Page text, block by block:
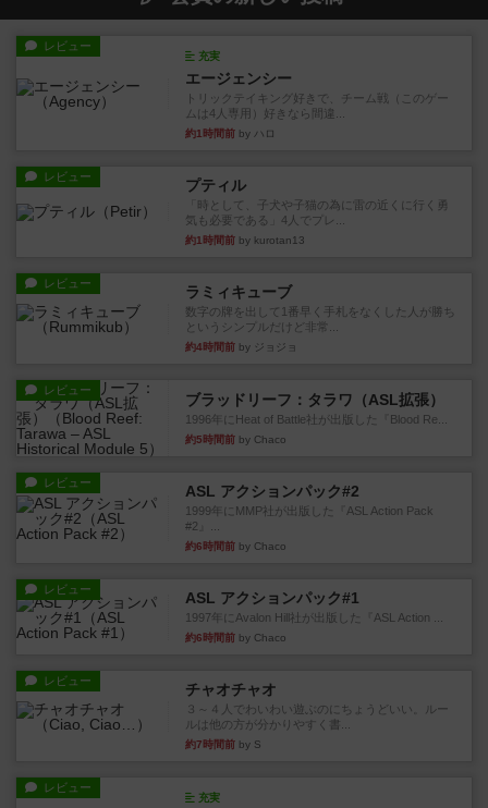
レビュー
充実
エージェンシー
トリックテイキング好きで、チーム戦（このゲー
ムは4人専用）好きなら間違...
約1時間前 by ハロ
レビュー プティル
「時として、子犬や子猫の為に雷の近くに行く勇
気も必要である」4人でプレ...
約1時間前 by kurotan13
レビュー ラミィキューブ
数字の牌を出して1番早く手札をなくした人が勝ち
というシンプルだけど非常...
約4時間前 by ジョジョ
レビュー
ブラッドリーフ：タラワ（ASL拡張）
1996年にHeat of Battle社が出版した『Blood Re...
約5時間前 by Chaco
レビュー ASL アクションパック#2
1999年にMMP社が出版した『ASL Action Pack
#2』...
約6時間前 by Chaco
レビュー ASL アクションパック#1
1997年にAvalon Hill社が出版した『ASL Action ...
約6時間前 by Chaco
レビュー チャオチャオ
３～４人でわいわい遊ぶのにちょうどいい。ルー
ルは他の方が分かりやすく書...
約7時間前 by S
レビュー
充実